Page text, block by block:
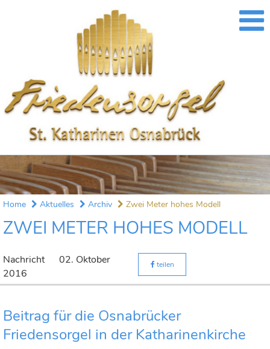
Home Aktuelles Archiv Zwei Meter hohes Modell
ZWEI METER HOHES MODELL
Nachricht
02. Oktober
2016
teilen
Beitrag für die Osnabrücker
Friedensorgel in der Katharinenkirche